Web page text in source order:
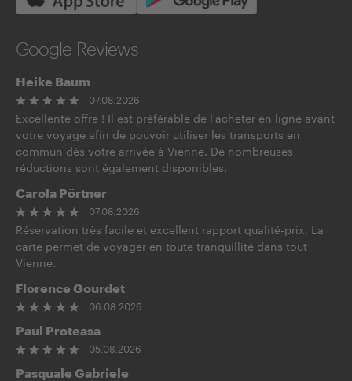
Google Reviews
Heike Baum
07.08.2026
Excellente offre ! Il est préférable de l'acheter en ligne avant
votre voyage afin de pouvoir utiliser les transports en
commun dès votre arrivée à Vienne. De nombreuses
réductions sont également disponibles.
Carola Pörtner
07.08.2026
Réservation très facile et excellent rapport qualité-prix. La
carte permet de voyager en toute tranquillité dans tout
Vienne.
Florence Gourdet
06.08.2026
Paul Proteasa
05.08.2026
Pasquale Gabriele